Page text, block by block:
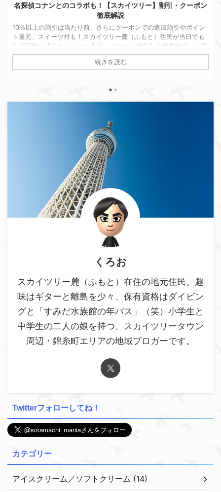
名探偵コナンとのコラボも！【スカイツリー】割引・クーポン
徹底解説
10％以上の割引は当たり前、さらにクーポンでの追加割引やポイン
ト還元、スイーツ付も！スカイツリー麓（ふもと）住民が当日でも
利用可能な【スカイツリー 割引・クーポン情報】を徹底解説。お得
なチケットの選び方やスカイツリーチケットでさらに得する方法も
続きを読む
くろお
スカイツリー麓（ふもと）在住の地元住民。趣
味はギターと離島を少々、保有資格はダイビン
グと「すみだ水族館の年パス」（笑）小学生と
中学生の二人の娘を持つ、スカイツリータウン
周辺・錦糸町エリアの地域ブロガーです。
Twitterフォローしてね！
カテゴリー
アイスクリーム／ソフトクリーム (14)